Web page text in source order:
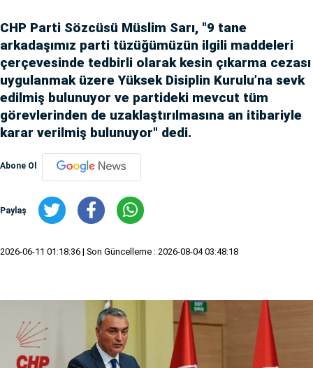
CHP Parti Sözcüsü Müslim Sarı, "9 tane
arkadaşımız parti tüzüğümüzün ilgili maddeleri
çerçevesinde tedbirli olarak kesin çıkarma cezası
uygulanmak üzere Yüksek Disiplin Kurulu’na sevk
edilmiş bulunuyor ve partideki mevcut tüm
görevlerinden de uzaklaştırılmasına an itibariyle
karar verilmiş bulunuyor" dedi.
Abone Ol
Paylaş
2026-06-11 01:18:36 | Son Güncelleme : 2026-08-04 03:48:18